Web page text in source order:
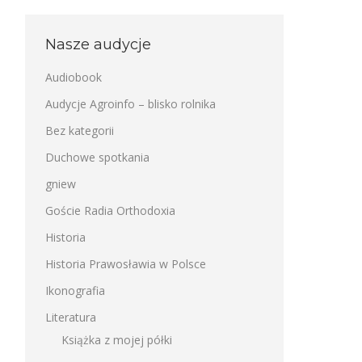
Nasze audycje
Audiobook
Audycje Agroinfo – blisko rolnika
Bez kategorii
Duchowe spotkania
gniew
Goście Radia Orthodoxia
Historia
Historia Prawosławia w Polsce
Ikonografia
Literatura
Książka z mojej półki